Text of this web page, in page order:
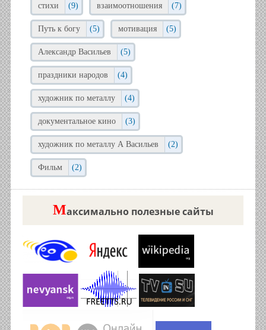
стихи (9) взаимоотношения (7)
Путь к богу (5) мотивация (5)
Александр Васильев (5)
праздники народов (4)
художник по металлу (4)
документальное кино (3)
художник по металлу А Васильев (2)
Фильм (2)
Максимально полезные сайты